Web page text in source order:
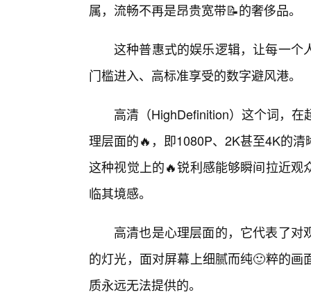
属，流畅不再是昂贵宽带📝的奢侈品。
这种普惠式的娱乐逻辑，让每一个
门槛进入、高标准享受的数字避风港。
高清（HighDefinition）这个词，
理层面的🔥，即1080P、2K甚至4K的
这种视觉上的🔥锐利感能够瞬间拉近
临其境感。
高清也是心理层面的，它代表了
的灯光，面对屏幕上细腻而纯🙂粹的
质永远无法提供的。